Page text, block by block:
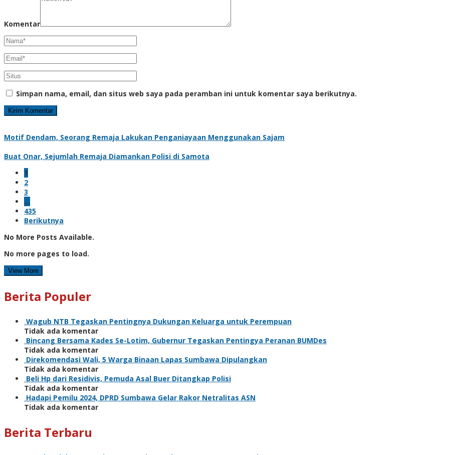
Komentar
Simpan nama, email, dan situs web saya pada peramban ini untuk komentar saya berikutnya.
Motif Dendam, Seorang Remaja Lakukan Penganiayaan Menggunakan Sajam
Buat Onar, Sejumlah Remaja Diamankan Polisi di Samota
1
2
3
…
435
Berikutnya
No More Posts Available.
No more pages to load.
View More
Berita Populer
Wagub NTB Tegaskan Pentingnya Dukungan Keluarga untuk Perempuan
Tidak ada komentar
Bincang Bersama Kades Se-Lotim, Gubernur Tegaskan Pentingya Peranan BUMDes
Tidak ada komentar
Direkomendasi Wali, 5 Warga Binaan Lapas Sumbawa Dipulangkan
Tidak ada komentar
Beli Hp dari Residivis, Pemuda Asal Buer Ditangkap Polisi
Tidak ada komentar
Hadapi Pemilu 2024, DPRD Sumbawa Gelar Rakor Netralitas ASN
Tidak ada komentar
Berita Terbaru